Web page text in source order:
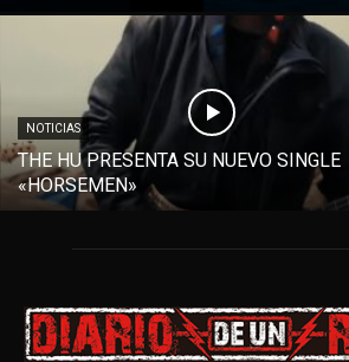
NOTICIAS
THE HU PRESENTA SU NUEVO SINGLE
«HORSEMEN»